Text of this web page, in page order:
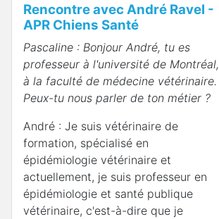
Rencontre avec André Ravel -
APR Chiens Santé
Pascaline : Bonjour André, tu es
professeur à l'université de Montréal,
à la faculté de médecine vétérinaire.
Peux-tu nous parler de ton métier ?
André : Je suis vétérinaire de
formation, spécialisé en
épidémiologie vétérinaire et
actuellement, je suis professeur en
épidémiologie et santé publique
vétérinaire, c'est-à-dire que je